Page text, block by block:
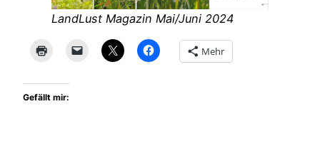
LandLust Magazin Mai/Juni 2024
Mehr
Gefällt mir: